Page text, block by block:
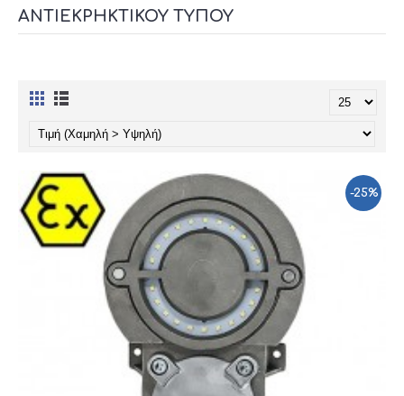
ΑΝΤΙΕΚΡΗΚΤΙΚΟΎ ΤΎΠΟΥ
-25%